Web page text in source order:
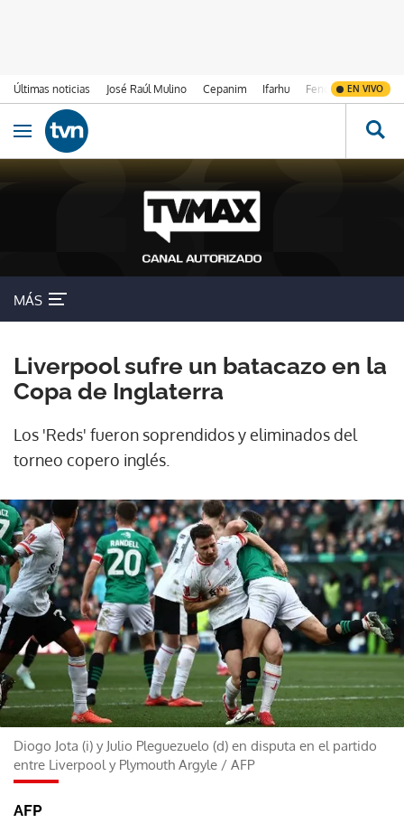
Últimas noticias José Raúl Mulino Cepanim Ifarhu Fenómeno de El
EN VIVO
Ir al contenido
Obrir navegació
MÁS
Liverpool sufre un batacazo en la
Copa de Inglaterra
Los 'Reds' fueron soprendidos y eliminados del
torneo copero inglés.
Diogo Jota (i) y Julio Pleguezuelo (d) en disputa en el partido
entre Liverpool y Plymouth Argyle / AFP
AFP